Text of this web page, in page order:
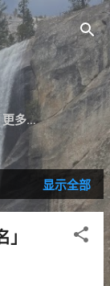
更多…
显示全部